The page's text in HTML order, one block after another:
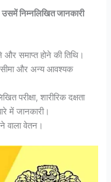
निम्नलिखित जानकारी
समाप्त होने की तिथि।
सीमा और अन्य आवश्यक
परीक्षा, शारीरिक दक्षता
में जानकारी।
वाला वेतन।